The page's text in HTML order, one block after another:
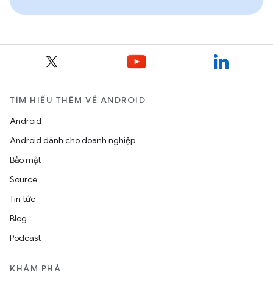
TÌM HIỂU THÊM VỀ ANDROID
Android
Android dành cho doanh nghiệp
Bảo mật
Source
Tin tức
Blog
Podcast
KHÁM PHÁ